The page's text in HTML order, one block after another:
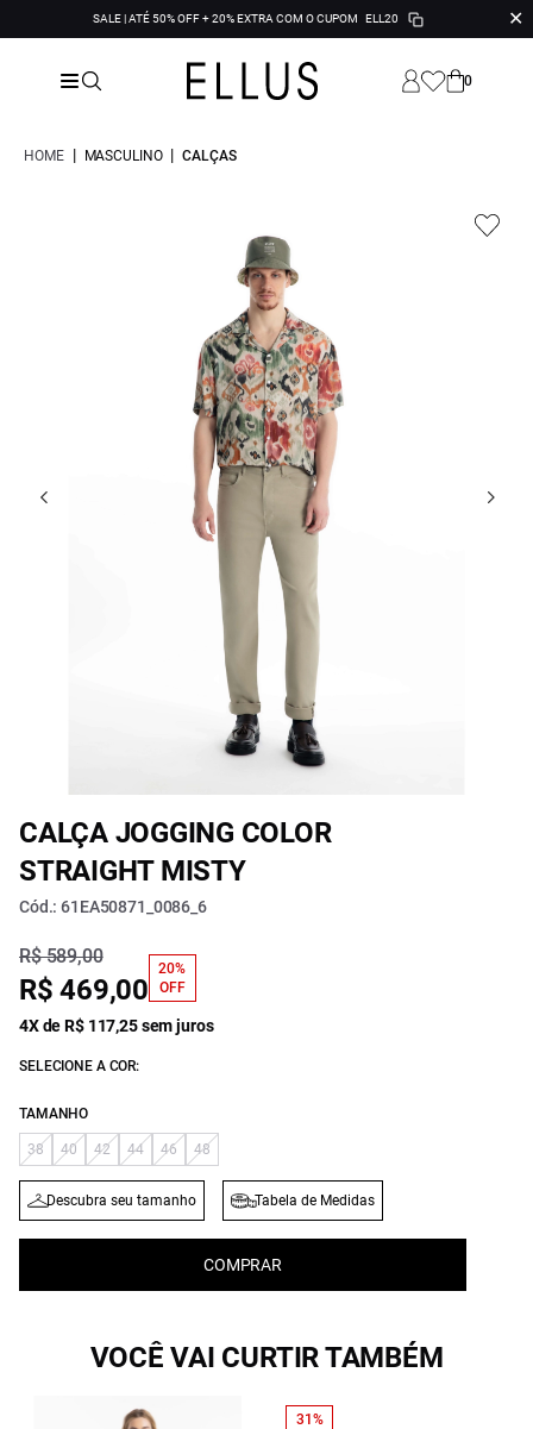
SALE | ATÉ 50% OFF + 20% EXTRA COM O CUPOM ELL20 ✕
0
HOME | MASCULINO | CALÇAS
CALÇA JOGGING COLOR
STRAIGHT MISTY
Cód.: 61EA50871_0086_6
R$ 589,00
R$ 469,00
20%
OFF
4X de R$ 117,25 sem juros
SELECIONE A COR:
TAMANHO
38 40 42 44 46 48
Descubra seu tamanho Tabela de Medidas
COMPRAR
VOCÊ VAI CURTIR TAMBÉM
31%